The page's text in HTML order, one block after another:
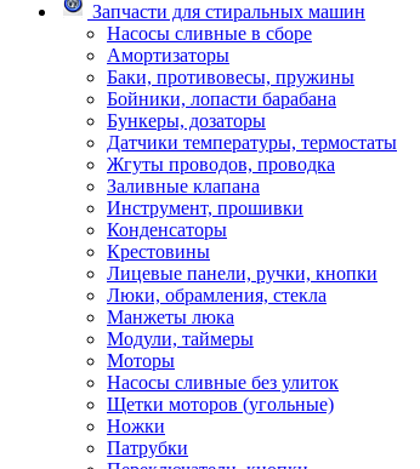
Запчасти для стиральных машин
Насосы сливные в сборе
Амортизаторы
Баки, противовесы, пружины
Бойники, лопасти барабана
Бункеры, дозаторы
Датчики температуры, термостаты
Жгуты проводов, проводка
Заливные клапана
Инструмент, прошивки
Конденсаторы
Крестовины
Лицевые панели, ручки, кнопки
Люки, обрамления, стекла
Манжеты люка
Модули, таймеры
Моторы
Насосы сливные без улиток
Щетки моторов (угольные)
Ножки
Патрубки